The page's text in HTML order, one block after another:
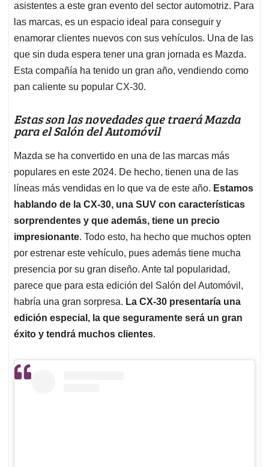
asistentes a este gran evento del sector automotriz. Para
las marcas, es un espacio ideal para conseguir y
enamorar clientes nuevos con sus vehículos. Una de las
que sin duda espera tener una gran jornada es Mazda.
Esta compañía ha tenido un gran año, vendiendo como
pan caliente su popular CX-30.
Estas son las novedades que traerá Mazda
para el Salón del Automóvil
Mazda se ha convertido en una de las marcas más
populares en este 2024. De hecho, tienen una de las
líneas más vendidas en lo que va de este año. Estamos
hablando de la CX-30, una SUV con características
sorprendentes y que además, tiene un precio
impresionante. Todo esto, ha hecho que muchos opten
por estrenar este vehículo, pues además tiene mucha
presencia por su gran diseño. Ante tal popularidad,
parece que para esta edición del Salón del Automóvil,
habría una gran sorpresa. La CX-30 presentaría una
edición especial, la que seguramente será un gran
éxito y tendrá muchos clientes.